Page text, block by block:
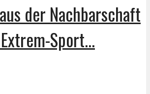
der Nachbarschaft
Sport...